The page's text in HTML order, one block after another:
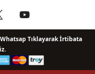
Tıklayarak İrtibata